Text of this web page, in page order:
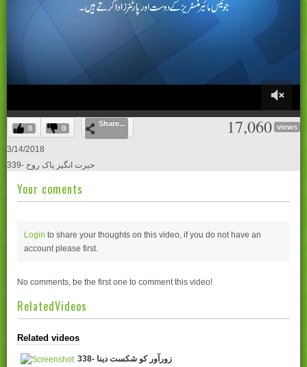
0
of
24
minutes,
seconds
0 0
Share... 17,060 views
3/14/2018
339- حیرت انگیز پاک روح
Your coments
Login to share your thoughts on this video, if you do not have an
account please first.
No comments, be the first one to comment this video!
RelatedVideos
Related videos
338- زورآور کو شکست دینا